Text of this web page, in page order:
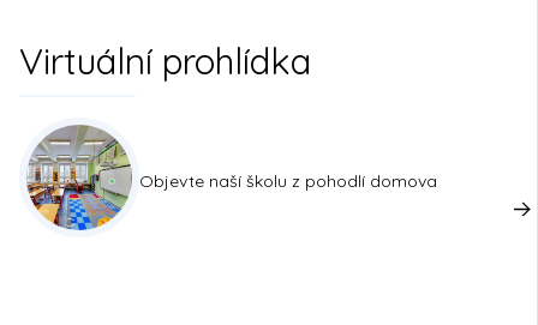
Virtuální prohlídka
Objevte naší školu z pohodlí domova